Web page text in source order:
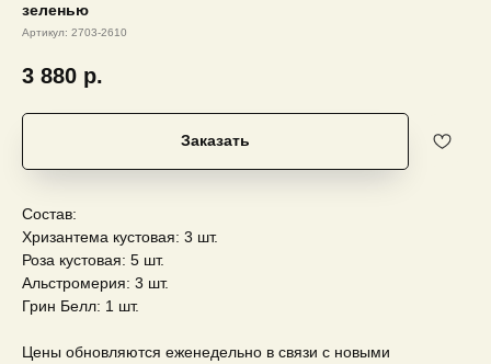
зеленью
Артикул: 2703-2610
3 880 р.
Заказать
Состав:
Хризантема кустовая: 3 шт.
Роза кустовая: 5 шт.
Альстромерия: 3 шт.
Грин Белл: 1 шт.
Цены обновляются еженедельно в связи с новыми